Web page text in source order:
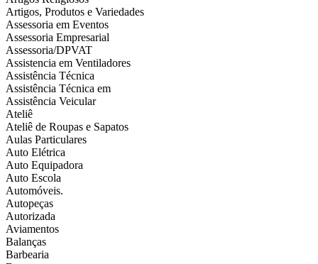
Artigos, Produtos e Variedades
Assessoria em Eventos
Assessoria Empresarial
Assessoria/DPVAT
Assistencia em Ventiladores
Assistência Técnica
Assistência Técnica em
Assistência Veicular
Ateliê
Ateliê de Roupas e Sapatos
Aulas Particulares
Auto Elétrica
Auto Equipadora
Auto Escola
Automóveis.
Autopeças
Autorizada
Aviamentos
Balanças
Barbearia